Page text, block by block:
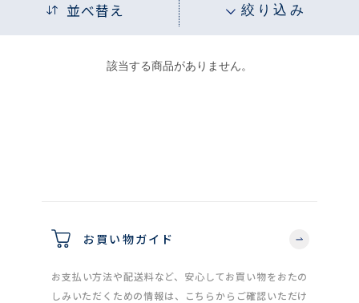
並べ替え 絞り込み
該当する商品がありません。
お買い物ガイド
お支払い方法や配送料など、安心してお買い物をおたの
しみいただくための情報は、こちらからご確認いただけ